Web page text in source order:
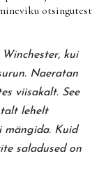
otsingutest
Winchester, kui
Naeratan
viisakalt. See
lehelt
mängida. Kuid
saladused on